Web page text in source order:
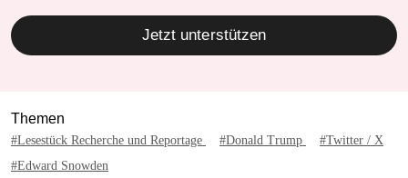
Jetzt unterstützen
Themen
#Lesestück Recherche und Reportage #Donald Trump
#Twitter / X
#Edward Snowden